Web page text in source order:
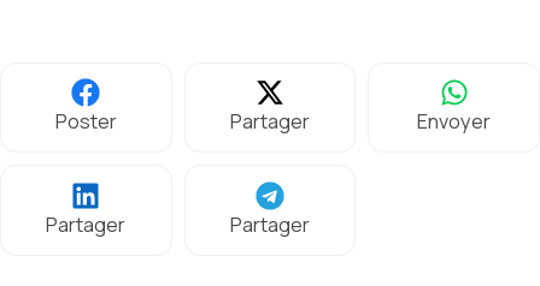
Poster Partager Envoyer
Partager Partager